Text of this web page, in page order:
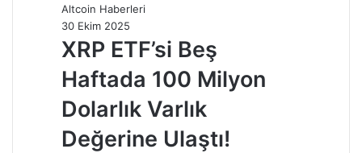
Altcoin Haberleri
30 Ekim 2025
XRP ETF’si Beş
Haftada 100 Milyon
Dolarlık Varlık
Değerine Ulaştı!